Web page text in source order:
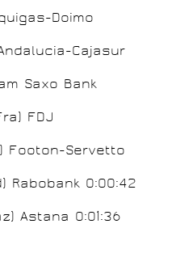
Doimo
Cajasur
Saxo Bank
) FDJ
Footon-Servetto
Rabobank 0:00:42
Astana 0:01:36